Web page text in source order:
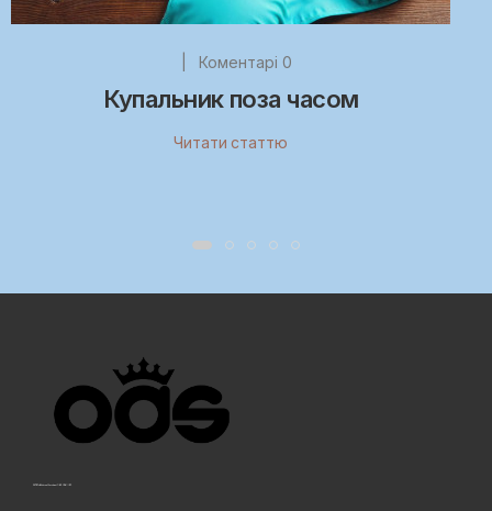
Коментарі 0
Купальник поза часом
Читати статтю